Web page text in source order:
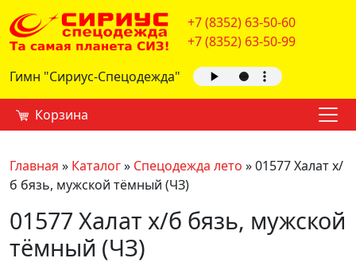
+7 (8352) 63-50-60
+7 (8352) 63-50-99
Гимн "Сириус-Спецодежда"
Корзина
Главная » Каталог» Спецодежда лето »01577 Халат х/
б бязь, мужской тёмный (ЧЗ)
01577 Халат х/б бязь, мужской
тёмный (ЧЗ)